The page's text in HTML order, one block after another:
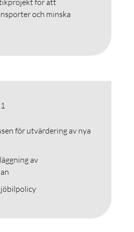
för att
och minska
för utvärdering av nya
av